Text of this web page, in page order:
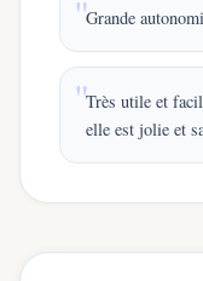
Grande
Très utile et
elle est jolie et